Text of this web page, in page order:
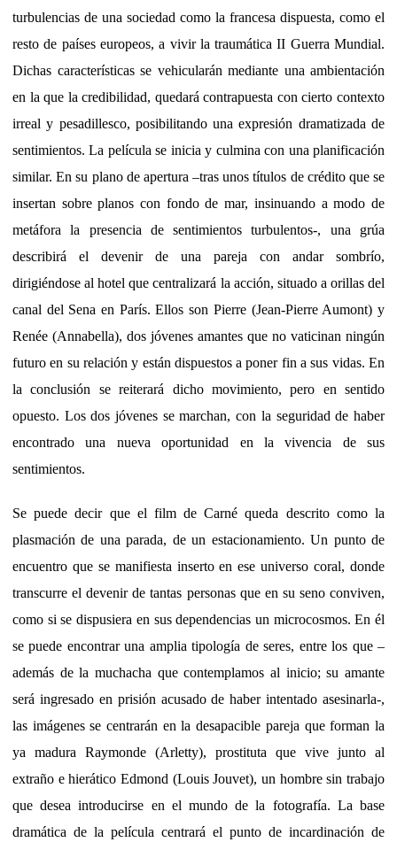
turbulencias de una sociedad como la francesa dispuesta, como el
resto de países europeos, a vivir la traumática II Guerra Mundial.
Dichas características se vehicularán mediante una ambientación
en la que la credibilidad, quedará contrapuesta con cierto contexto
irreal y pesadillesco, posibilitando una expresión dramatizada de
sentimientos. La película se inicia y culmina con una planificación
similar. En su plano de apertura –tras unos títulos de crédito que se
insertan sobre planos con fondo de mar, insinuando a modo de
metáfora la presencia de sentimientos turbulentos-, una grúa
describirá el devenir de una pareja con andar sombrío,
dirigiéndose al hotel que centralizará la acción, situado a orillas del
canal del Sena en París. Ellos son Pierre (Jean-Pierre Aumont) y
Renée (Annabella), dos jóvenes amantes que no vaticinan ningún
futuro en su relación y están dispuestos a poner fin a sus vidas. En
la conclusión se reiterará dicho movimiento, pero en sentido
opuesto. Los dos jóvenes se marchan, con la seguridad de haber
encontrado una nueva oportunidad en la vivencia de sus
sentimientos.
Se puede decir que el film de Carné queda descrito como la
plasmación de una parada, de un estacionamiento. Un punto de
encuentro que se manifiesta inserto en ese universo coral, donde
transcurre el devenir de tantas personas que en su seno conviven,
como si se dispusiera en sus dependencias un microcosmos. En él
se puede encontrar una amplia tipología de seres, entre los que –
además de la muchacha que contemplamos al inicio; su amante
será ingresado en prisión acusado de haber intentado asesinarla-,
las imágenes se centrarán en la desapacible pareja que forman la
ya madura Raymonde (Arletty), prostituta que vive junto al
extraño e hierático Edmond (Louis Jouvet), un hombre sin trabajo
que desea introducirse en el mundo de la fotografía. La base
dramática de la película centrará el punto de incardinación de